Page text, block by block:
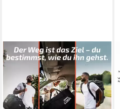
LODA SPORTS
Sporttasche team 68L -
Trainingstasche mit
Rucksackfunktion &
Schuhfach, 65 cm (L) x 30cm